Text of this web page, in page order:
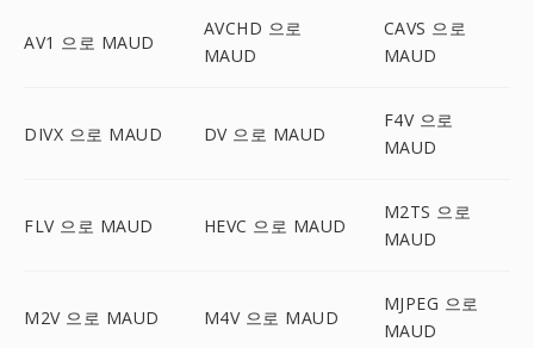
AV1 으로 MAUD
AVCHD 으로
MAUD
CAVS 으로
MAUD
DIVX 으로 MAUD DV 으로 MAUD
F4V 으로
MAUD
FLV 으로 MAUD HEVC 으로 MAUD
M2TS 으로
MAUD
M2V 으로 MAUD M4V 으로 MAUD
MJPEG 으로
MAUD